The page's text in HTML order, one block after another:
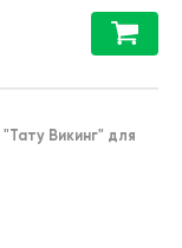
"Тату Викинг" для